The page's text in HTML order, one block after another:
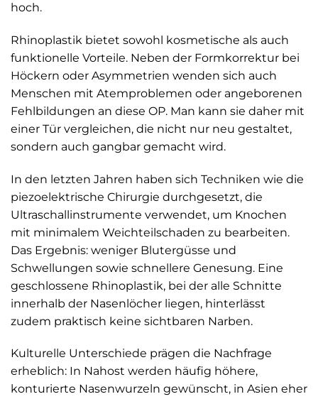
hoch.
Rhinoplastik bietet sowohl kosmetische als auch
funktionelle Vorteile. Neben der Formkorrektur bei
Höckern oder Asymmetrien wenden sich auch
Menschen mit Atemproblemen oder angeborenen
Fehlbildungen an diese OP. Man kann sie daher mit
einer Tür vergleichen, die nicht nur neu gestaltet,
sondern auch gangbar gemacht wird.
In den letzten Jahren haben sich Techniken wie die
piezoelektrische Chirurgie durchgesetzt, die
Ultraschallinstrumente verwendet, um Knochen
mit minimalem Weichteilschaden zu bearbeiten.
Das Ergebnis: weniger Blutergüsse und
Schwellungen sowie schnellere Genesung. Eine
geschlossene Rhinoplastik, bei der alle Schnitte
innerhalb der Nasenlöcher liegen, hinterlässt
zudem praktisch keine sichtbaren Narben.
Kulturelle Unterschiede prägen die Nachfrage
erheblich: In Nahost werden häufig höhere,
konturierte Nasenwurzeln gewünscht, in Asien eher